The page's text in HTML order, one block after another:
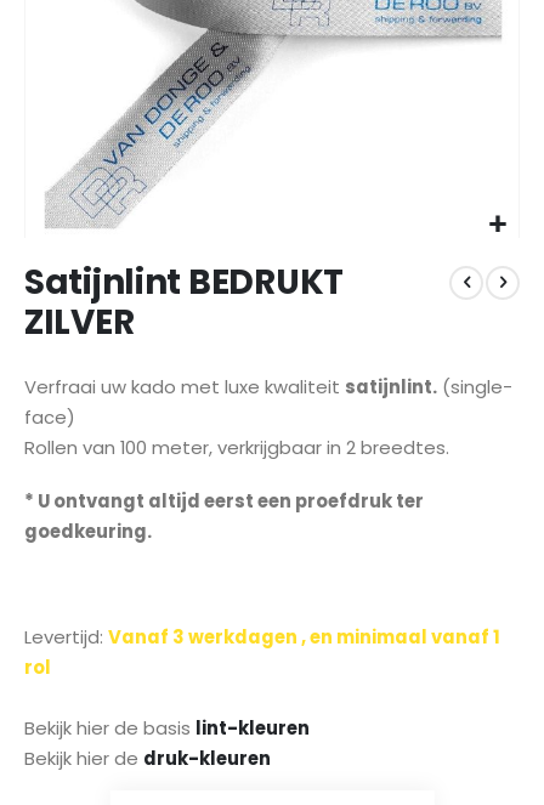
naar
het
begin
de
afbeeldingen-
gallerij
Satijnlint BEDRUKT
ZILVER
Verfraai uw kado met luxe kwaliteit satijnlint. (single-
face)
Rollen van 100 meter, verkrijgbaar in 2 breedtes.
* U ontvangt altijd eerst een proefdruk ter
goedkeuring.
Levertijd: Vanaf 3 werkdagen , en minimaal vanaf 1
rol
Bekijk hier de basis lint-kleuren
Bekijk hier de druk-kleuren